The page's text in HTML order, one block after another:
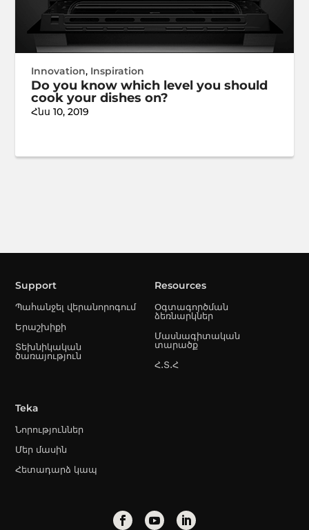
Innovation, Inspiration
Do you know which level you should
cook your dishes on?
Հնս 10, 2019
Support
Պահանջել վերանորոգում
Երաշխիքի
Տեխնիկական
ծառայություն
Resources
Օգտագործման
ձեռնարկներ
Մասնագիտական
տարածք
Հ․Տ․Հ
Teka
Նորություններ
Մեր մասին
Հետադարձ կապ